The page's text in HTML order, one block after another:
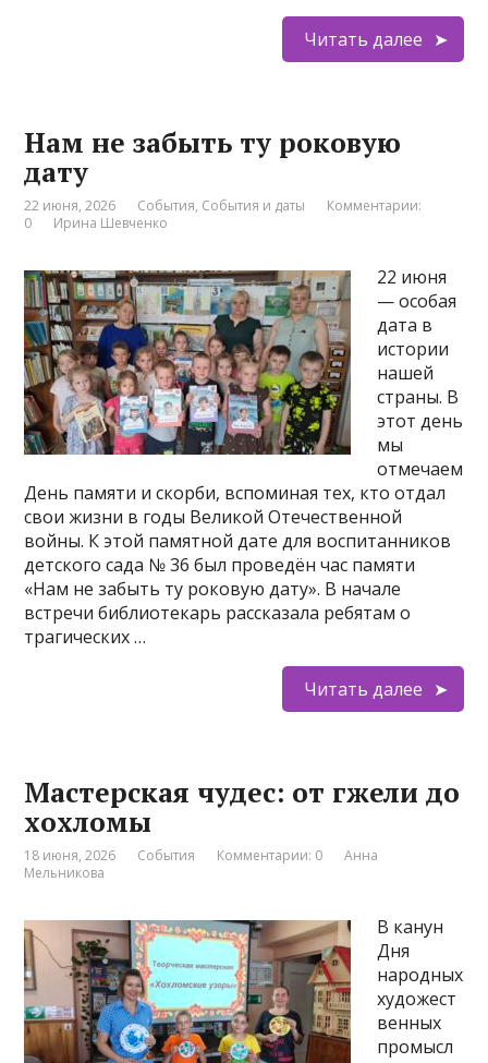
Читать далее
Нам не забыть ту роковую
дату
22 июня, 2026 События, События и даты
Комментарии:
0
Ирина Шевченко
22 июня
— особая
дата в
истории
нашей
страны. В
этот день
мы
отмечаем
День памяти и скорби, вспоминая тех, кто отдал
свои жизни в годы Великой Отечественной
войны. К этой памятной дате для воспитанников
детского сада № 36 был проведён час памяти
«Нам не забыть ту роковую дату». В начале
встречи библиотекарь рассказала ребятам о
трагических …
Читать далее
Мастерская чудес: от гжели до
хохломы
18 июня, 2026 События Комментарии: 0
Анна
Мельникова
В канун
Дня
народных
художест
венных
промысл